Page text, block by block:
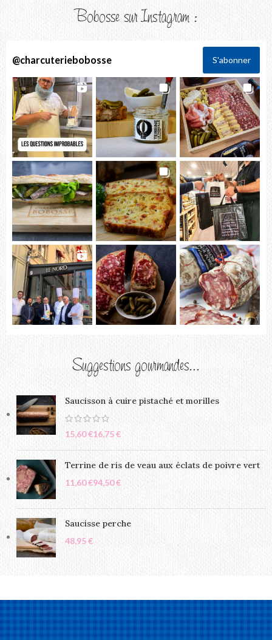
Bobosse sur Instagram :
@charcuteriebobosse S'abonner
Suggestions gourmandes...
Saucisson à cuire pistaché et morilles
€ €
Terrine de ris de veau aux éclats de poivre vert
€ €
Saucisse perche
€